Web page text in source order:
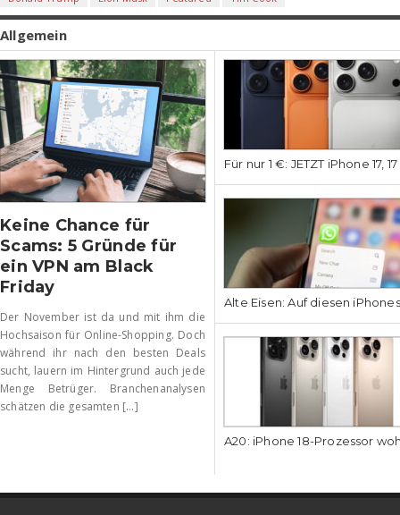
Allgemein
Keine Chance für
Scams: 5 Gründe für
ein VPN am Black
Friday
Der November ist da und mit ihm die
Hochsaison für Online-Shopping. Doch
während ihr nach den besten Deals
sucht, lauern im Hintergrund auch jede
Menge Betrüger. Branchenanalysen
schätzen die gesamten [...]
Für nur 1 €: JETZT iPhone 17,
Alte Eisen: Auf diesen
A20: iPhone 18-Prozessor